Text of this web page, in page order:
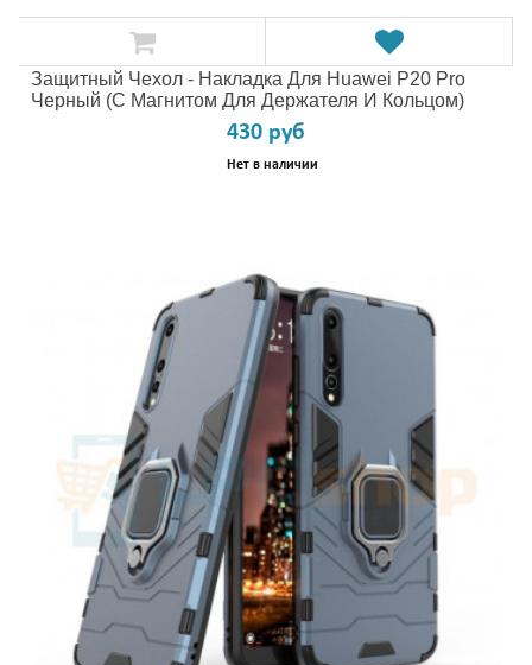
Защитный Чехол - Накладка Для Huawei P20 Pro
Черный (с Магнитом Для Держателя И Кольцом)
430 руб
Нет в наличии